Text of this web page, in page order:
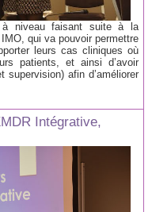
niveau faisant suite à la
qui va pouvoir permettre
leurs cas cliniques où
patients, et ainsi d’avoir
supervision) afin d’améliorer
Intégrative,